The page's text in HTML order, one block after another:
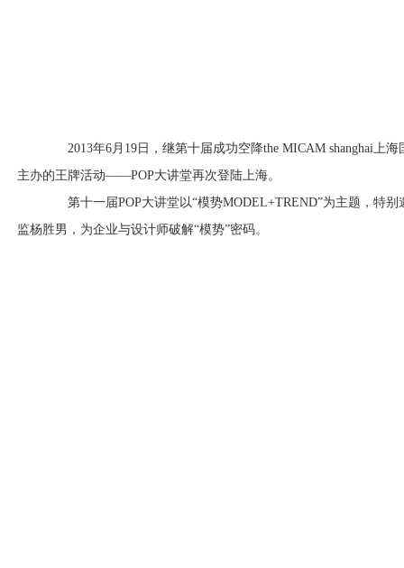
2013年6月19日，继第十届成功空降the MICAM shanghai上海
主办的王牌活动——POP大讲堂再次登陆上海。
第十一届POP大讲堂以“模势MODEL+TREND”为主题，特别
监杨胜男，为企业与设计师破解“模势”密码。